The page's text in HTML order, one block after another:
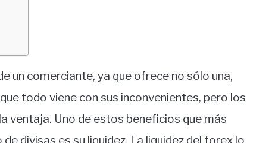
un comerciante, ya que ofrece no sólo una,
todo viene con sus inconvenientes, pero los
ventaja. Uno de estos beneficios que más